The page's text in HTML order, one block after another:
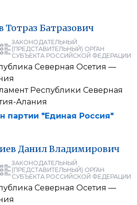
Тотраз Батразович
ЗАКОНОДАТЕЛЬНЫЙ
(ПРЕДСТАВИТЕЛЬНЫЙ) ОРГАН
СУБЪЕКТА РОССИЙСКОЙ ФЕДЕРАЦИИ
Северная Осетия —
Республики Северная
Алания
партии "Единая Россия"
ДанилВладимирович
ЗАКОНОДАТЕЛЬНЫЙ
(ПРЕДСТАВИТЕЛЬНЫЙ) ОРГАН
СУБЪЕКТА РОССИЙСКОЙ ФЕДЕРАЦИИ
Северная Осетия —